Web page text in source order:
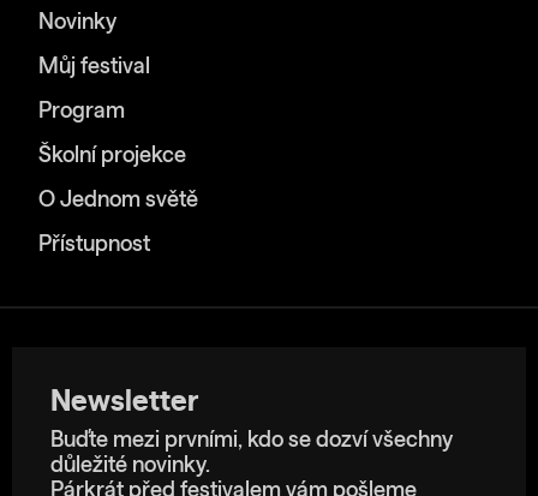
Novinky
Můj festival
Program
Školní projekce
O Jednom světě
Přístupnost
Newsletter
Buďte mezi prvními, kdo se dozví všechny
důležité novinky.
Párkrát před festivalem vám pošleme